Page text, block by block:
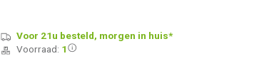
Voor 21u besteld, morgen in huis*
Voorraad: 1